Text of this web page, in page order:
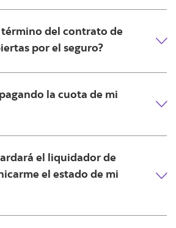
término del contrato de
por el seguro?
la cuota de mi
el liquidador de
el estado de mi